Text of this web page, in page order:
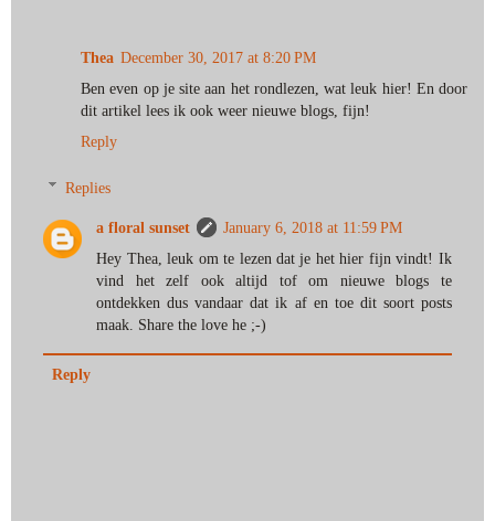
Thea December 30, 2017 at 8:20 PM
Ben even op je site aan het rondlezen, wat leuk hier! En door
dit artikel lees ik ook weer nieuwe blogs, fijn!
Reply
Replies
a floral sunset
January 6, 2018 at 11:59 PM
Hey Thea, leuk om te lezen dat je het hier fijn vindt! Ik
vind het zelf ook altijd tof om nieuwe blogs te
ontdekken dus vandaar dat ik af en toe dit soort posts
maak. Share the love he ;-)
Reply